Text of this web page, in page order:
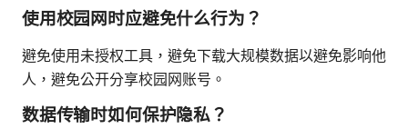
使用校园网时应避免什么行为？
避免使用未授权工具，避免下载大规模数据以避免影响他
人，避免公开分享校园网账号。
数据传输时如何保护隐私？